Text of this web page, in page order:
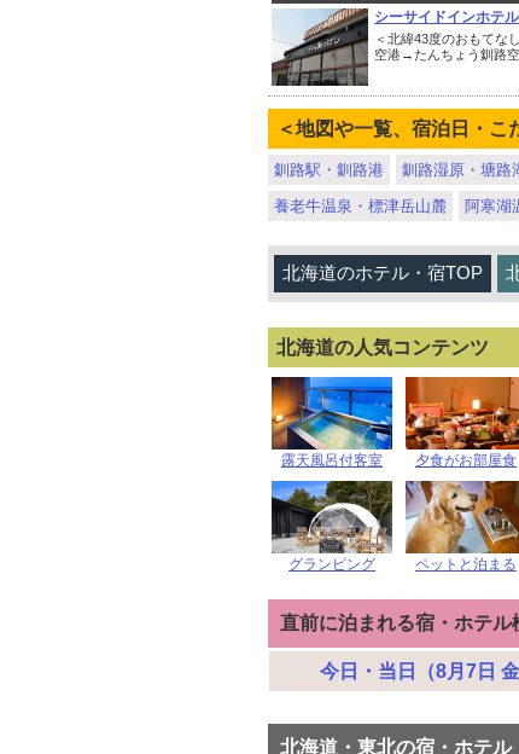
シーサイドインホテ
＜北緯43度のおもてな
空港→たんちょう釧路
＜地図や一覧、宿泊日・こ
釧路駅・釧路港 釧路湿原・塘路
養老牛温泉・標津岳山麓
阿寒湖
北海道のホテル・宿TOP
北海道の人気コンテンツ
露天風呂付客室 夕食がお部屋食
グランピング ペットと泊まる
直前に泊まれる宿・ホテル
今日・当日（8月7日 金
北海道・東北の宿・ホテル